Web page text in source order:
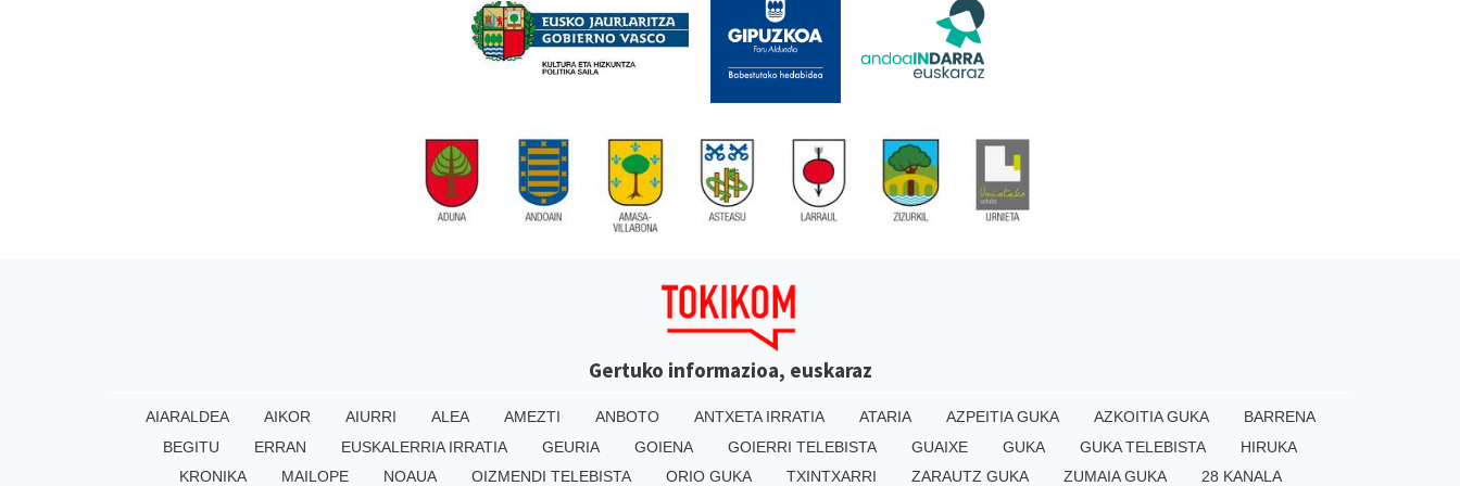
Gertuko informazioa, euskaraz
AIARALDEA AIKOR AIURRI ALEA AMEZTI ANBOTO ANTXETA IRRATIA ATARIA AZPEITIA GUKA AZKOITIA GUKA
BARRENA
BEGITU
ERRAN EUSKALERRIA IRRATIA GEURIA GOIENA GOIERRI TELEBISTA GUAIXE GUKA GUKA TELEBISTA
HIRUKA
KRONIKA
MAILOPE NOAUA OIZMENDI TELEBISTA ORIO GUKA TXINTXARRI ZARAUTZ GUKA ZUMAIA GUKA 28 KANALA